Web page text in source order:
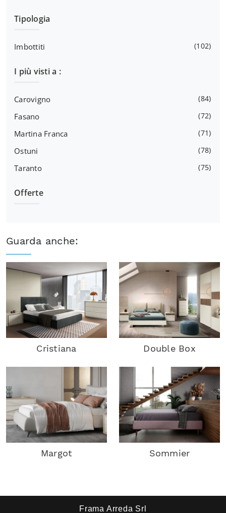
Tipologia
Imbottiti 102
I più visti a :
Carovigno 84
Fasano 72
Martina Franca 71
Ostuni 78
Taranto 75
Offerte
Guarda anche:
Cristiana Double Box
Margot Sommier
Frama Arreda Srl